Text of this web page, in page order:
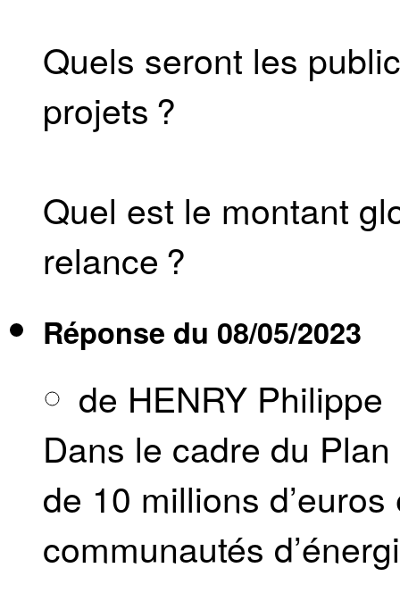
Quels seront les
projets ?
Quel est le montant
relance ?
Réponse du 08/05/2023
de HENRY Philippe
Dans le cadre du
de 10 millions
communautés